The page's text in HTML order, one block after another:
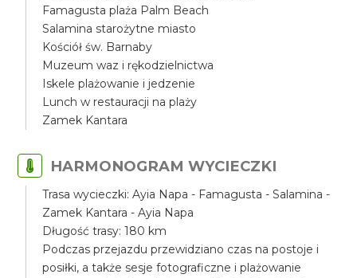
Famagusta plaża Palm Beach
Salamina starożytne miasto
Kościół św. Barnaby
Muzeum waz i rękodzielnictwa
Iskele plażowanie i jedzenie
Lunch w restauracji na plaży
Zamek Kantara
HARMONOGRAM WYCIECZKI
Trasa wycieczki: Ayia Napa - Famagusta - Salamina -
Zamek Kantara - Ayia Napa
Długość trasy: 180 km
Podczas przejazdu przewidziano czas na postoje i
posiłki, a także sesje fotograficzne i plażowanie